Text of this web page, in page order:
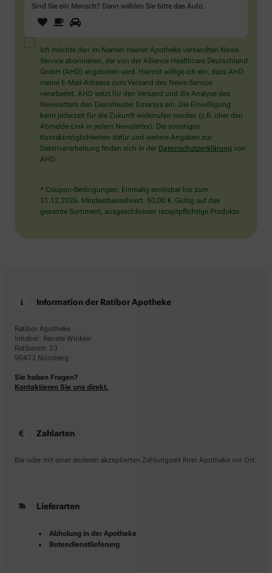
Sind Sie ein Mensch? Dann wählen Sie bitte das Auto
Sind
Sie
ein
Mensch?
Dann
wählen
Sie
bitte
das
Auto.
1 2
Ich möchte den im Namen meiner Apotheke versandten News-
Service abonnieren, der von der Alliance Healthcare Deutschland
GmbH (AHD) angeboten wird. Hiermit willige ich ein, dass AHD
meine E-Mail-Adresse zum Versand des News-Service
verarbeitet. AHD setzt für den Versand und die Analyse des
Newsletters den Dienstleister Emarsys ein. Die Einwilligung
kann jederzeit für die Zukunft widerrufen werden (z.B. über den
Abmelde-Link in jedem Newsletter). Die sonstigen
Kontaktmöglichkeiten dafür und weitere Angaben zur
Datenverarbeitung finden sich in der Datenschutzerklärung von
AHD.
* Coupon-Bedingungen: Einmalig einlösbar bis zum
31.12.2026. Mindestbestellwert: 50,00 €. Gültig auf das
gesamte Sortiment, ausgeschlossen rezeptpflichtige Produkte.
Information der Ratibor Apotheke
Ratibor Apotheke
Inhaber: Renate Winkler
Ratiborstr. 23
90473 Nürnberg
Sie haben Fragen?
Kontaktieren Sie uns direkt.
Zahlarten
Bar oder mit einer anderen akzeptierten Zahlungsart Ihrer Apotheke vor Ort.
Lieferarten
Abholung in der Apotheke
Botendienstlieferung